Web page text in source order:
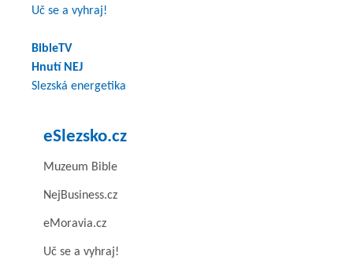
Uč se a vyhraj!
BibleTV
Hnutí NEJ
Slezská energetika
eSlezsko.cz
Muzeum Bible
NejBusiness.cz
eMoravia.cz
Uč se a vyhraj!